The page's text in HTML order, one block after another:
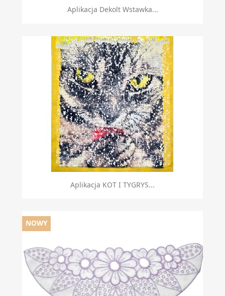
Aplikacja Dekolt Wstawka...
Aplikacja KOT I TYGRYS...
NOWY